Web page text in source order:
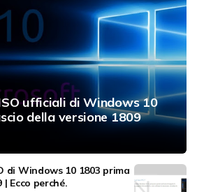
ufficiali di Windows 10
della versione 1809
di Windows 10 1803 prima
Ecco perché.